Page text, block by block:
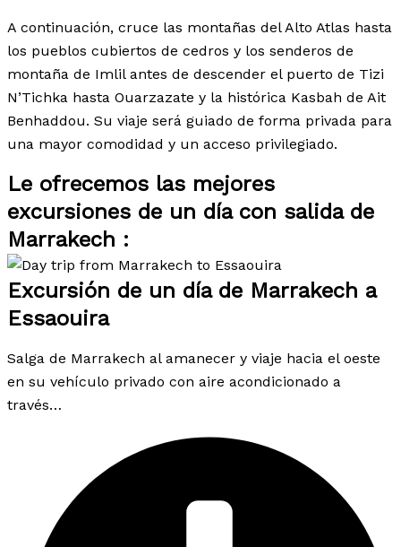
A continuación, cruce las montañas del Alto Atlas hasta
los pueblos cubiertos de cedros y los senderos de
montaña de Imlil antes de descender el puerto de Tizi
N’Tichka hasta Ouarzazate y la histórica Kasbah de Ait
Benhaddou. Su viaje será guiado de forma privada para
una mayor comodidad y un acceso privilegiado.
Le ofrecemos las mejores
excursiones de un día con salida de
Marrakech :
Excursión de un día de Marrakech a
Essaouira
Salga de Marrakech al amanecer y viaje hacia el oeste
en su vehículo privado con aire acondicionado a
través…